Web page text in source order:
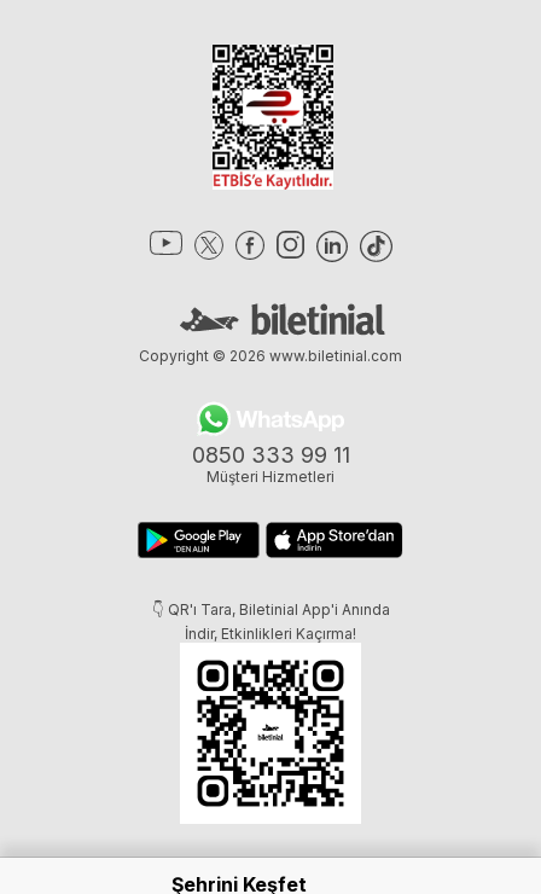
Şehrini Keşfet
0850 333 99 11
Müşteri Hizmetleri
👇 QR'ı Tara, Biletinial App'i Anında
İndir, Etkinlikleri Kaçırma!
Copyright © 2026 www.biletinial.com